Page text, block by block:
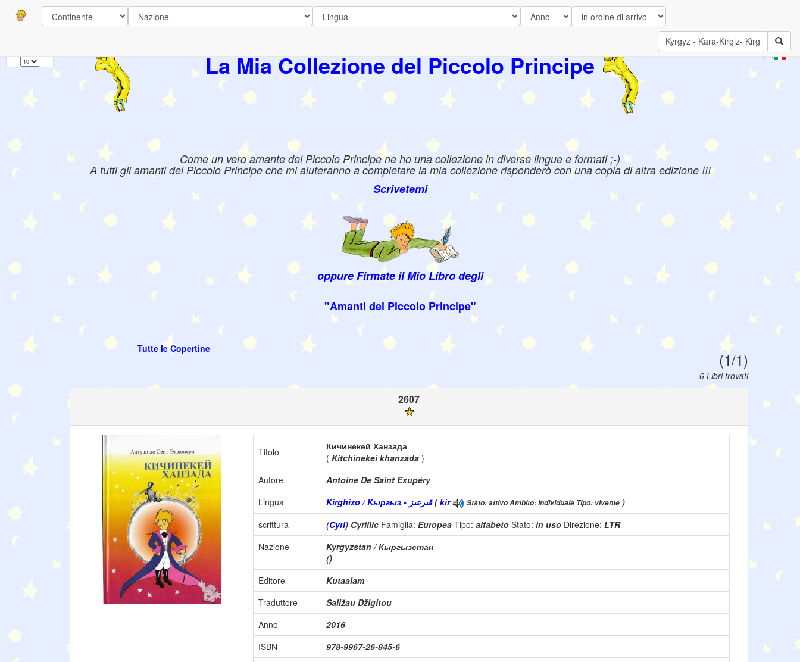
La Mia Collezione del Piccolo Principe
Come un vero amante del Piccolo Principe ne ho una collezione in diverse lingue e formati ;-)
A tutti gli amanti del Piccolo Principe che mi aiuteranno a completare la mia collezione risponderò con una copia di altra edizione !!!
Scrivetemi
oppure Firmate il Mio Libro degli
"Amanti del Piccolo Principe"
Tutte le Copertine
(1/1)
6 Libri trovati
Pagine
2607
Titolo
Кичинекей Ханзада
( Kitchinekei khanzada )
Autore
Antoine De Saint Exupéry
Lingua
Kirghizo / Kыргыз - قىرعىز(kir Stato: attivo Ambito: individuale Tipo: vivente )
scrittura
(Cyrl) Cyrillic Famiglia: Europea Tipo: alfabeto Stato: in uso Direzione: LTR
Nazione
Kyrgyzstan / Кыргызстан
()
Editore
Kutaalam
Traduttore
Saližau Džigitou
Anno
2016
ISBN
978-9967-26-845-6